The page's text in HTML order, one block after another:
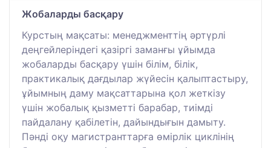
Жобаларды басқару
Курстың мақсаты: менеджменттің әртүрлі
деңгейлеріндегі қазіргі заманғы ұйымда
жобаларды басқару үшін білім, білік,
практикалық дағдылар жүйесін қалыптастыру,
ұйымның даму мақсаттарына қол жеткізу
үшін жобалық қызметті барабар, тиімді
пайдалану қабілетін, дайындығын дамыту.
Пәнді оқу магистранттарға өмірлік циклінің